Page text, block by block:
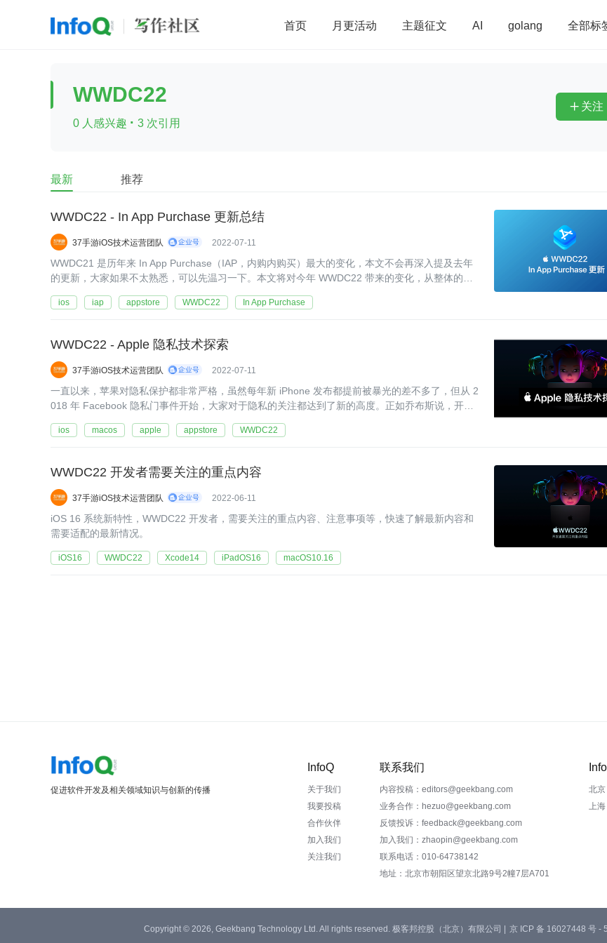
首页 月更活动 主题征文 AI golang 全部标
前端 AI 大数据 redis
查看更多
WWDC22
0 人感兴趣 · 3 次引用
 关注
最新 推荐
WWDC22 - In App Purchase 更新总结
37手游iOS技术运营团队 2022-07-11
WWDC21 是历年来 In App Purchase（IAP，内购内购买）最大的变化，本文不会再深入提及去年
的更新，大家如果不太熟悉，可以先温习一下。本文将对今年 WWDC22 带来的变化，从整体的视
ios iap appstore WWDC22 In App Purchase
WWDC22 - Apple 隐私技术探索
37手游iOS技术运营团队 2022-07-11
一直以来，苹果对隐私保护都非常严格，虽然每年新 iPhone 发布都提前被暴光的差不多了，但从 2
018 年 Facebook 隐私门事件开始，大家对于隐私的关注都达到了新的高度。正如乔布斯说，开放
ios macos apple appstore WWDC22
WWDC22 开发者需要关注的重点内容
37手游iOS技术运营团队 2022-06-11
iOS 16 系统新特性，WWDC22 开发者，需要关注的重点内容、注意事项等，快速了解最新内容和
需要适配的最新情况。
iOS16 WWDC22 Xcode14 iPadOS16 macOS10.16
促进软件开发及相关领域知识与创新的传播
InfoQ
关于我们
我要投稿
合作伙伴
加入我们
关注我们
联系我们
内容投稿：editors@geekbang.com
业务合作：hezuo@geekbang.com
反馈投诉：feedback@geekbang.com
加入我们：zhaopin@geekbang.com
联系电话：010-64738142
地址：北京市朝阳区望京北路9号2幢7层A701
北
上
Copyright © 2026, Geekbang Technology Ltd. All rights reserved. 极客邦控股（北京）有限公司 | 京 ICP 备 16027448 号 - 5